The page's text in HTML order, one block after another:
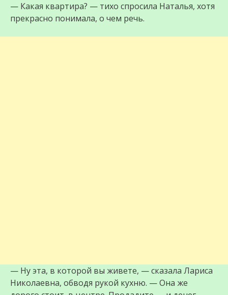
— Какая квартира? — тихо спросила Наталья, хотя
прекрасно понимала, о чем речь.
— Ну эта, в которой вы живете, — сказала Лариса
Николаевна, обводя рукой кухню. — Она же